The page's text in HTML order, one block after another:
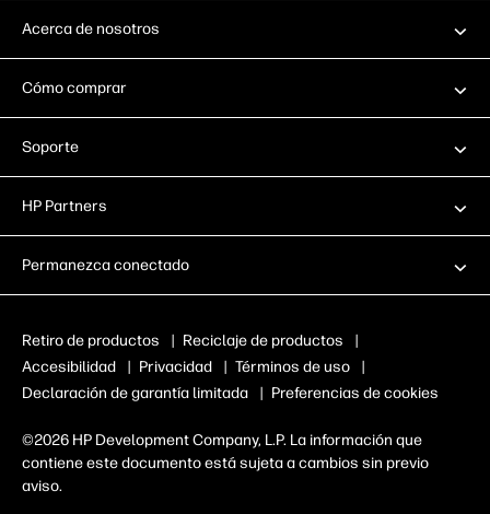
Acerca de nosotros
Cómo comprar
Soporte
HP Partners
Permanezca conectado
Retiro de productos | Reciclaje de productos
|
Accesibilidad
| Privacidad | Términos de uso
|
Declaración de garantía limitada
| Preferencias de cookies
©2026 HP Development Company, L.P. La información que
contiene este documento está sujeta a cambios sin previo
aviso.